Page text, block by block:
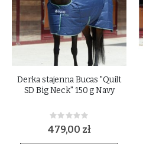
Derka stajenna Bucas "Quilt
SD Big Neck" 150 g Navy
Rating:
0%
479,00 zł